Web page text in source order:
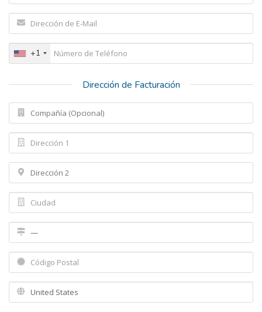
+1
Dirección de Facturación